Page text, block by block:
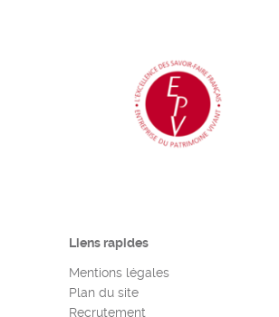
Liens rapides
Mentions légales
Plan du site
Recrutement